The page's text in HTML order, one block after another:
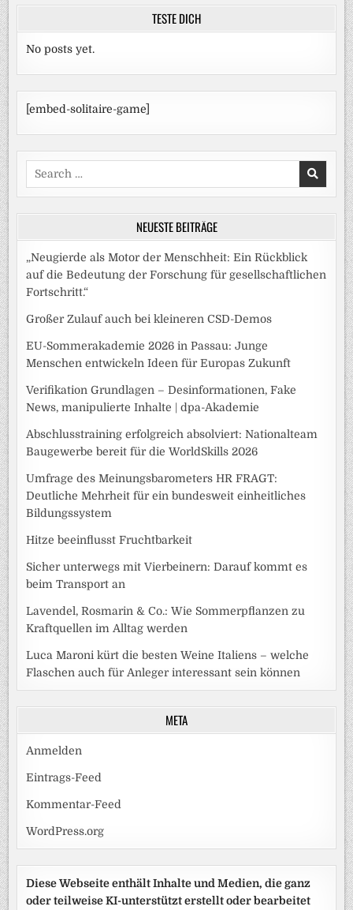
TESTE DICH
No posts yet.
[embed-solitaire-game]
Search
for:
NEUESTE BEITRÄGE
„Neugierde als Motor der Menschheit: Ein Rückblick
auf die Bedeutung der Forschung für gesellschaftlichen
Fortschritt.“
Großer Zulauf auch bei kleineren CSD-Demos
EU-Sommerakademie 2026 in Passau: Junge
Menschen entwickeln Ideen für Europas Zukunft
Verifikation Grundlagen – Desinformationen, Fake
News, manipulierte Inhalte | dpa-Akademie
Abschlusstraining erfolgreich absolviert: Nationalteam
Baugewerbe bereit für die WorldSkills 2026
Umfrage des Meinungsbarometers HR FRAGT:
Deutliche Mehrheit für ein bundesweit einheitliches
Bildungssystem
Hitze beeinflusst Fruchtbarkeit
Sicher unterwegs mit Vierbeinern: Darauf kommt es
beim Transport an
Lavendel, Rosmarin & Co.: Wie Sommerpflanzen zu
Kraftquellen im Alltag werden
Luca Maroni kürt die besten Weine Italiens – welche
Flaschen auch für Anleger interessant sein können
META
Anmelden
Eintrags-Feed
Kommentar-Feed
WordPress.org
Diese Webseite enthält Inhalte und Medien, die ganz
oder teilweise KI-unterstützt erstellt oder bearbeitet